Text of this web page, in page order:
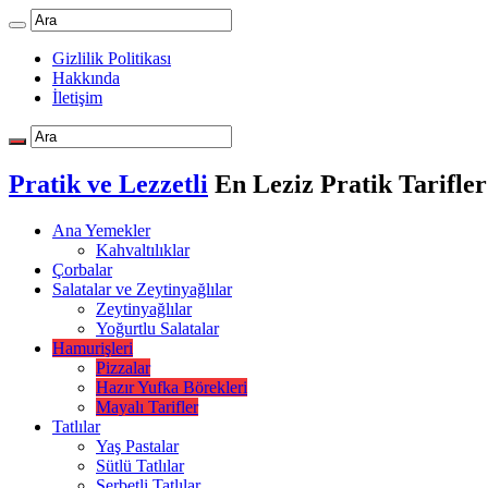
Gizlilik Politikası
Hakkında
İletişim
Pratik ve Lezzetli En Leziz Pratik
Ana Yemekler
Kahvaltılıklar
Çorbalar
Salatalar ve Zeytinyağlılar
Zeytinyağlılar
Yoğurtlu Salatalar
Hamurişleri
Pizzalar
Hazır Yufka Börekleri
Mayalı Tarifler
Tatlılar
Yaş Pastalar
Sütlü Tatlılar